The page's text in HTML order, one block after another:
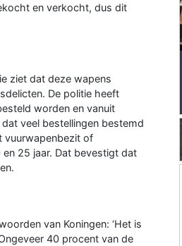
en verkocht, dus dit
ziet dat deze wapens
De politie heeft
worden en vanuit
veel bestellingen bestemd
vuurwapenbezit of
25 jaar. Dat bevestigt dat
van Koningen: ‘Het is
40 procent van de